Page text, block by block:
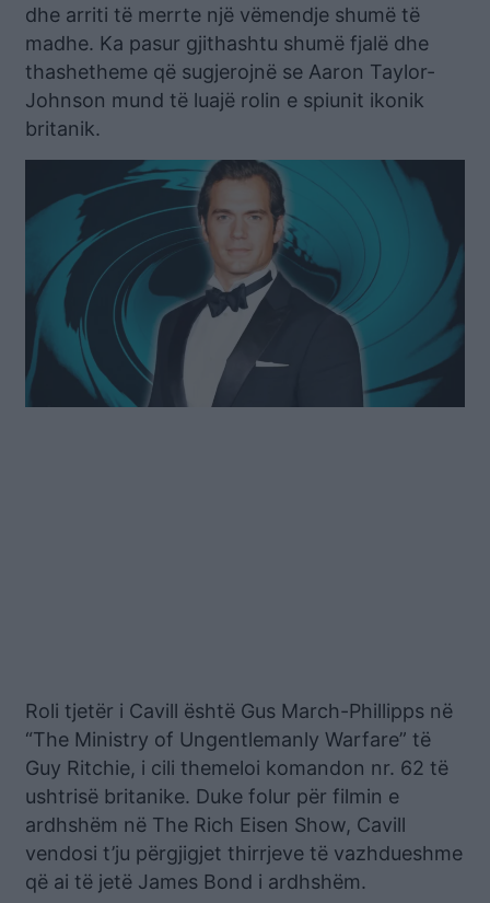
dhe arriti të merrte një vëmendje shumë të
madhe. Ka pasur gjithashtu shumë fjalë dhe
thashetheme që sugjerojnë se Aaron Taylor-
Johnson mund të luajë rolin e spiunit ikonik
britanik.
Roli tjetër i Cavill është Gus March-Phillipps në
“The Ministry of Ungentlemanly Warfare” të
Guy Ritchie, i cili themeloi komandon nr. 62 të
ushtrisë britanike. Duke folur për filmin e
ardhshëm në The Rich Eisen Show, Cavill
vendosi t’ju përgjigjet thirrjeve të vazhdueshme
që ai të jetë James Bond i ardhshëm.